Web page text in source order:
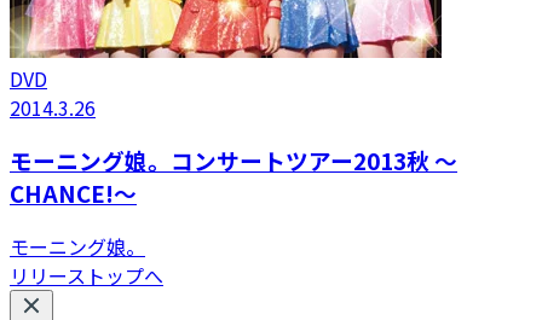
DVD
2014.3.26
モーニング娘。コンサートツアー2013秋 〜
CHANCE!〜
モーニング娘。
リリーストップへ